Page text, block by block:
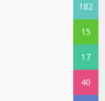
182
15
17
40